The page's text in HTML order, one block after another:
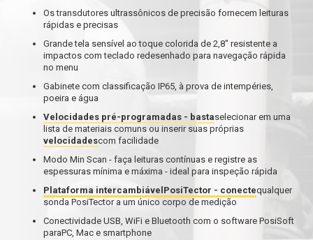
Os transdutores ultrassônicos de precisão fornecem leituras
rápidas e precisas
Grande tela sensível ao toque colorida de 2,8" resistente a
impactos com teclado redesenhado para navegação rápida
no menu
Gabinete com classificação IP65, à prova de intempéries,
poeira e água
Velocidades pré-programadas - bastaselecionar em uma
lista de materiais comuns ou inserir suas próprias
velocidadescom facilidade
Modo Min Scan - faça leituras contínuas e registre as
espessuras mínima e máxima - ideal para inspeção rápida
Plataforma intercambiávelPosiTector - conectequalquer
sonda PosiTector a um único corpo de medição
Conectividade USB, WiFi e Bluetooth com o software PosiSoft
paraPC, Mac e smartphone